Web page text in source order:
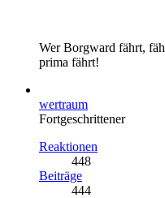
Wer Borgward fährt,
prima fährt!
wertraum
Fortgeschrittener
Reaktionen
448
Beiträge
444